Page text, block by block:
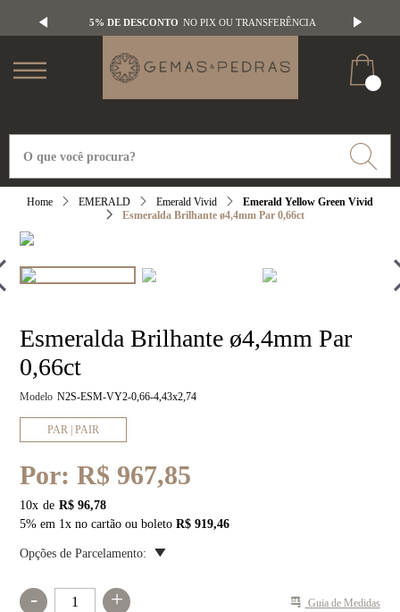
5% DE DESCONTO NO PIX OU TRANSFERÊNCIA
EMERALD Emerald Vivid
Emerald Yellow Green Vivid
Esmeralda Brilhante ø4,4mm Par 0,66ct
Esmeralda Brilhante ø4,4mm Par
0,66ct
Modelo N2S-ESM-VY2-0,66-4,43x2,74
PAR | PAIR
Por:R$ 967,85
10x
R$ 96,78
5% em 1x no cartão ou boletoR$ 919,46
Opções de Parcelamento:
- + Guia de Medidas